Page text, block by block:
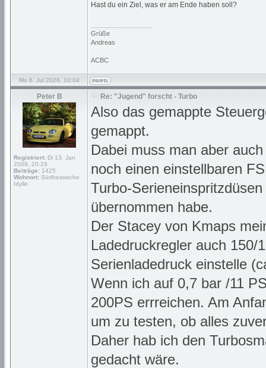
Hast du ein Ziel, was er am Ende haben soll?
Grüße
Andreas
ACBC
Mo 6. Jul 2026, 10:04
Peter B
Registriert: Di 13. Jan
2009, 20:29
Beiträge: 1425
Wohnort: Südhessische
Idylle
Re: "Jugend" forscht - Turbo
Also das gemappte
gemappt.
Dabei muss man aber
noch einen einstellbaren
Turbo-
übernommen habe.
Der Stacey von Kmaps
Ladedruckregler auch 150/
Serienladedruck einstelle
Wenn ich auf 0,7 bar /11
200PS errreichen. Am
um zu testen, ob alles
Daher hab ich den
gedacht wäre.